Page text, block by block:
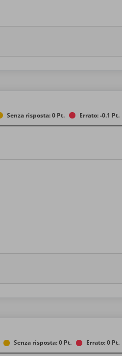
Senza risposta: 0 Pt. Errato: -0.1 Pt.
Senza risposta: 0 Pt. Errato: 0 Pt.